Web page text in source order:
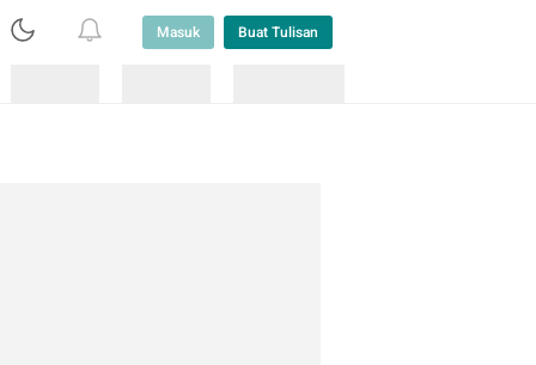
Masuk Buat Tulisan